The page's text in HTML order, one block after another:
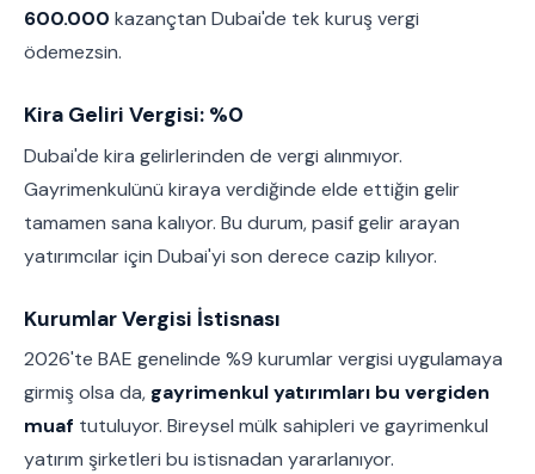
600.000 kazançtan Dubai'de tek kuruş vergi
ödemezsin.
Kira Geliri Vergisi: %0
Dubai'de kira gelirlerinden de vergi alınmıyor.
Gayrimenkulünü kiraya verdiğinde elde ettiğin gelir
tamamen sana kalıyor. Bu durum, pasif gelir arayan
yatırımcılar için Dubai'yi son derece cazip kılıyor.
Kurumlar Vergisi İstisnası
2026'te BAE genelinde %9 kurumlar vergisi uygulamaya
girmiş olsa da, gayrimenkul yatırımları bu vergiden
muaf tutuluyor. Bireysel mülk sahipleri ve gayrimenkul
yatırım şirketleri bu istisnadan yararlanıyor.